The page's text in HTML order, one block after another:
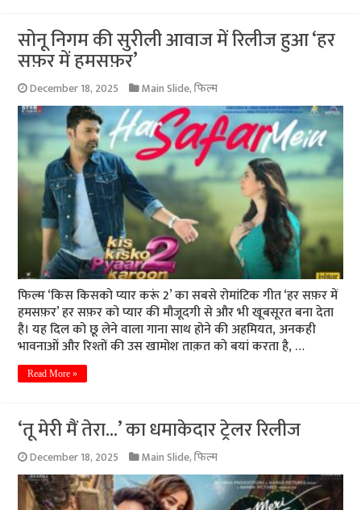
सोनू निगम की सुरीली आवाज में रिलीज हुआ ‘हर
सफ़र में हमसफ़र’
December 18, 2025 Main Slide,फिल्म
फिल्म ‘किस किसको प्यार करूं 2’ का सबसे रोमांटिक गीत ‘हर सफ़र में
हमसफ़र’ हर सफ़र को प्यार की मौजूदगी से और भी खूबसूरत बना देता
है। यह दिल को छू लेने वाला गाना साथ होने की अहमियत, अनकही
भावनाओं और रिश्तों की उस खामोश ताक़त को बयां करता है, …
Read More »
‘तू मेरी मैं तेरा…’ का धमाकेदार ट्रेलर रिलीज
December 18, 2025 Main Slide,फिल्म